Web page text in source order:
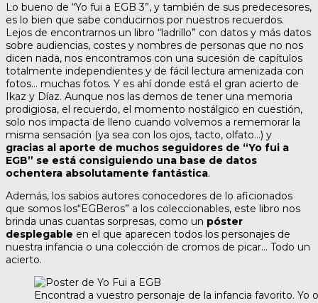
Lo bueno de “Yo fui a EGB 3”, y también de sus predecesores,
es lo bien que sabe conducirnos por nuestros recuerdos.
Lejos de encontrarnos un libro “ladrillo” con datos y más datos
sobre audiencias, costes y nombres de personas que no nos
dicen nada, nos encontramos con una sucesión de capítulos
totalmente independientes y de fácil lectura amenizada con
fotos… muchas fotos. Y es ahí donde está el gran acierto de
Ikaz y Díaz. Aunque nos las demos de tener una memoria
prodigiosa, el recuerdo, el momento nostálgico en cuestión,
solo nos impacta de lleno cuando volvemos a rememorar la
misma sensación (ya sea con los ojos, tacto, olfato…) y
gracias al aporte de muchos seguidores de “Yo fui a
EGB” se está consiguiendo una base de datos
ochentera absolutamente fantástica.
Además, los sabios autores conocedores de lo aficionados
que somos los“EGBeros” a los coleccionables, este libro nos
brinda unas cuantas sorpresas, como un póster
desplegable en el que aparecen todos los personajes de
nuestra infancia o una colección de cromos de picar… Todo un
acierto.
Encontrad a vuestro personaje de la infancia favorito. Yo